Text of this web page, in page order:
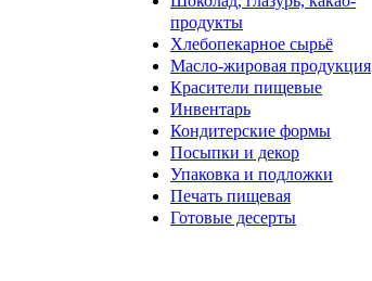
продукты
Хлебопекарное сырьё
Масло-жировая продукция
Красители пищевые
Инвентарь
Кондитерские формы
Посыпки и декор
Упаковка и подложки
Печать пищевая
Готовые десерты